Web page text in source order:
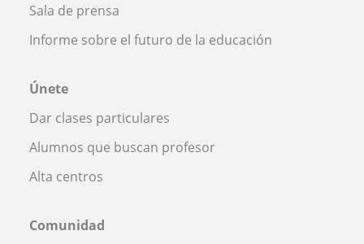
Sala de prensa
Informe sobre el futuro de la educación
Únete
Dar clases particulares
Alumnos que buscan profesor
Alta centros
Comunidad